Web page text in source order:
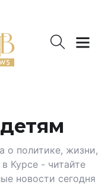
о политике, жизни,
Курсе - читайте
новости сегодня